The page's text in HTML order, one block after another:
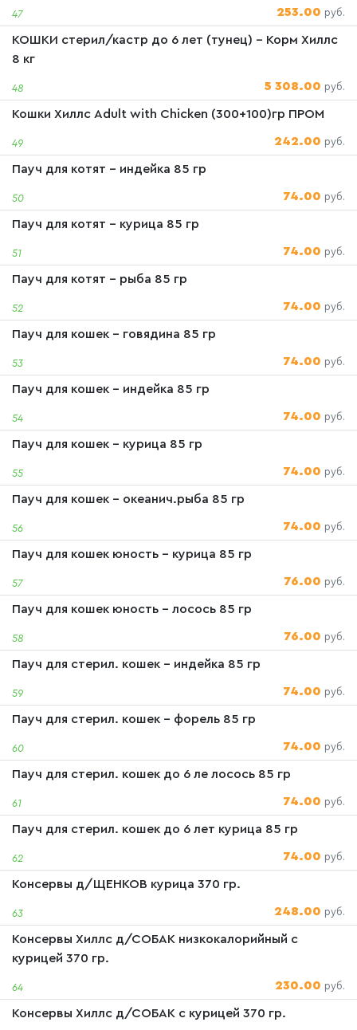
47 253.00 руб.
48
КОШКИ стерил/кастр до 6 лет (тунец) - Корм Хиллс
8 кг
5 308.00 руб.
49
Кошки Хиллс Adult with Chicken (300+100)гр ПРОМ
242.00 руб.
50
Пауч для котят - индейка 85 гр
74.00 руб.
51
Пауч для котят - курица 85 гр
74.00 руб.
52
Пауч для котят - рыба 85 гр
74.00 руб.
53
Пауч для кошек - говядина 85 гр
74.00 руб.
54
Пауч для кошек - индейка 85 гр
74.00 руб.
55
Пауч для кошек - курица 85 гр
74.00 руб.
56
Пауч для кошек - океанич.рыба 85 гр
74.00 руб.
57
Пауч для кошек юность - курица 85 гр
76.00 руб.
58
Пауч для кошек юность - лосось 85 гр
76.00 руб.
59
Пауч для стерил. кошек - индейка 85 гр
74.00 руб.
60
Пауч для стерил. кошек - форель 85 гр
74.00 руб.
61
Пауч для стерил. кошек до 6 ле лосось 85 гр
74.00 руб.
62
Пауч для стерил. кошек до 6 лет курица 85 гр
74.00 руб.
63
Консервы д/ЩЕНКОВ курица 370 гр.
248.00 руб.
64
Консервы Хиллс д/СОБАК низкокалорийный с
курицей 370 гр.
230.00 руб.
Консервы Хиллс д/СОБАК с курицей 370 гр.